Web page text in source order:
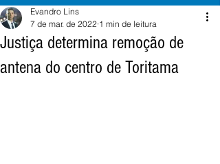
Justiça determina remoção de
antena do centro de Toritama
Evandro Lins
7 de mar. de 2022 1 min de leitura